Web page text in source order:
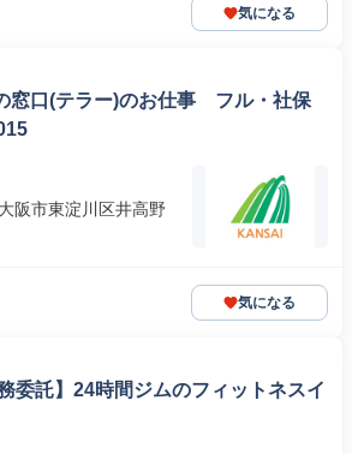
気になる
窓口(テラー)のお仕事 フル・社保
阪市東淀川区井高野
気になる
委託】24時間ジムのフィットネスイ